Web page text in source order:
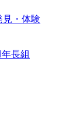
見・体験
年長組